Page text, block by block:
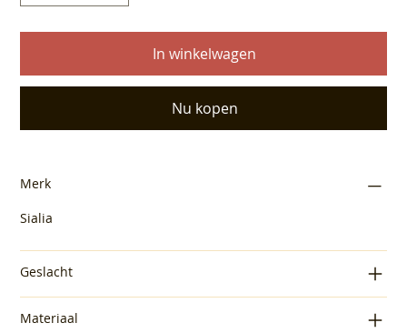
In winkelwagen
Nu kopen
Merk
Sialia
Geslacht
Materiaal